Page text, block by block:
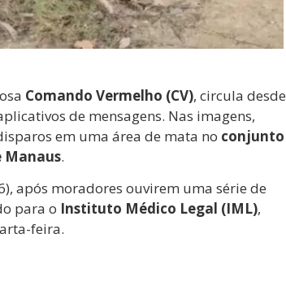
Comando Vermelho (CV), circula desde
de mensagens. Nas imagens,
em uma área de mata no conjunto
Manaus.
após moradores ouvirem uma série de
para o Instituto Médico Legal (IML),
feira.